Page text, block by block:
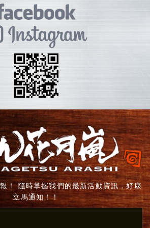
！ 隨時掌握我們的最新活動資訊，好康
立馬通知！！